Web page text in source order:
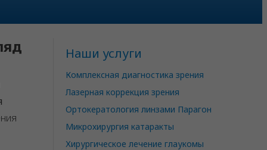
Наши услуги
Комплексная диагностика зрения
Лазерная коррекция зрения
Ортокератология линзами Парагон
Микрохирургия катаракты
Хирургическое лечение глаукомы